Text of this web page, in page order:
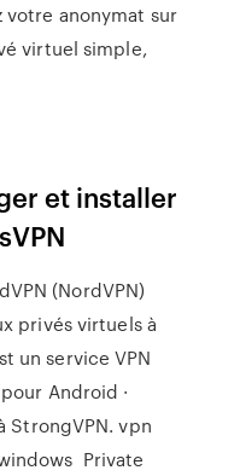
votre anonymat sur
virtuel simple,
et installer
(NordVPN)
privés virtuels à
un service VPN
Android ·
StrongVPN. vpn
Private